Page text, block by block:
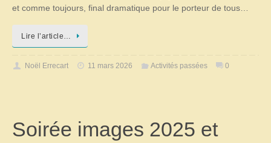
et comme toujours, final dramatique pour le porteur de tous…
Lire l’article…
Noël Errecart 11 mars 2026 Activités passées 0
Soirée images 2025 et